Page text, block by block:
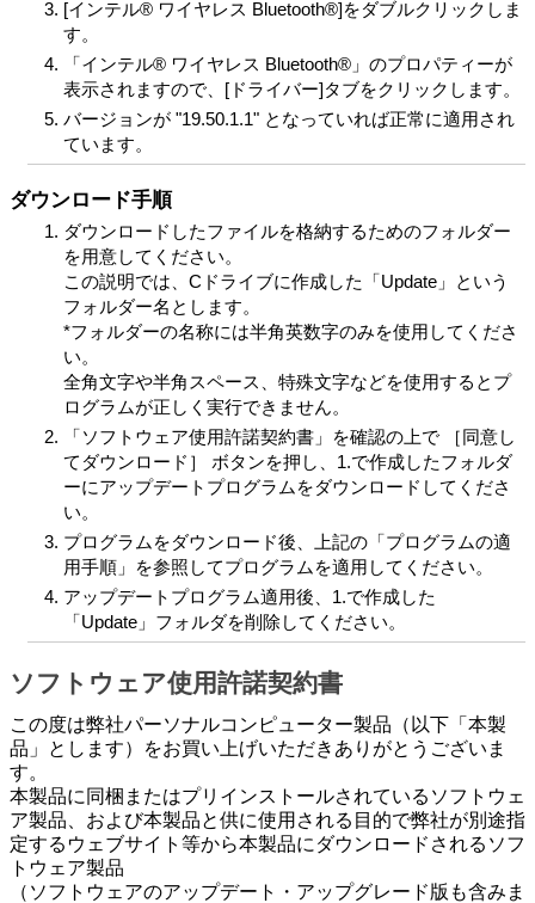
[インテル® ワイヤレス Bluetooth®]をダブルクリックしま
す。
「インテル® ワイヤレス Bluetooth®」のプロパティーが
表示されますので、[ドライバー]タブをクリックします。
バージョンが "19.50.1.1" となっていれば正常に適用され
ています。
ダウンロード手順
ダウンロードしたファイルを格納するためのフォルダー
を用意してください。
この説明では、Cドライブに作成した「Update」という
フォルダー名とします。
*フォルダーの名称には半角英数字のみを使用してくださ
い。
全角文字や半角スペース、特殊文字などを使用するとプ
ログラムが正しく実行できません。
「ソフトウェア使用許諾契約書」を確認の上で ［同意し
てダウンロード］ ボタンを押し、1.で作成したフォルダ
ーにアップデートプログラムをダウンロードしてくださ
い。
プログラムをダウンロード後、上記の「プログラムの適
用手順」を参照してプログラムを適用してください。
アップデートプログラム適用後、1.で作成した
「Update」フォルダを削除してください。
ソフトウェア使用許諾契約書
この度は弊社パーソナルコンピューター製品（以下「本製
品」とします）をお買い上げいただきありがとうございま
す。
本製品に同梱またはプリインストールされているソフトウェ
ア製品、および本製品と供に使用される目的で弊社が別途指
定するウェブサイト等から本製品にダウンロードされるソフ
トウェア製品
（ソフトウェアのアップデート・アップグレード版も含みま